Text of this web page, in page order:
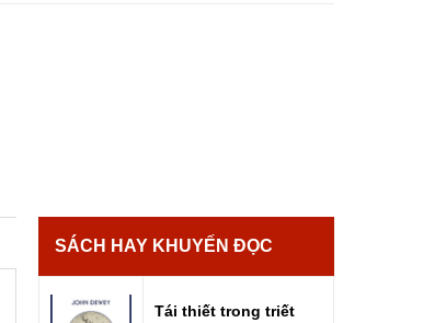
SÁCH HAY KHUYẾN ĐỌC
Tái thiết trong triết